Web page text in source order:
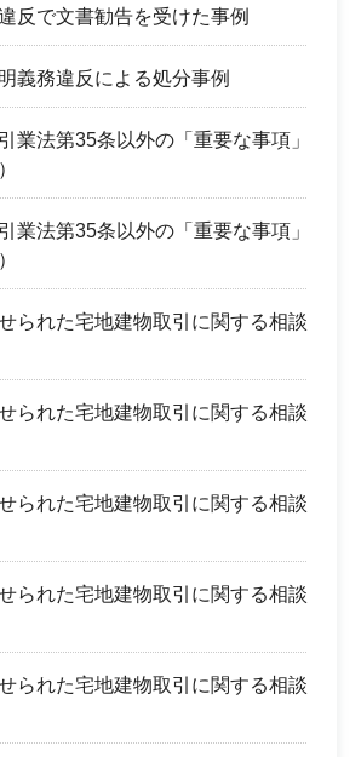
反で文書勧告を受けた事例
義務違反による処分事例
業法第35条以外の「重要な事項」
業法第35条以外の「重要な事項」
られた宅地建物取引に関する相談
られた宅地建物取引に関する相談
られた宅地建物取引に関する相談
られた宅地建物取引に関する相談
られた宅地建物取引に関する相談